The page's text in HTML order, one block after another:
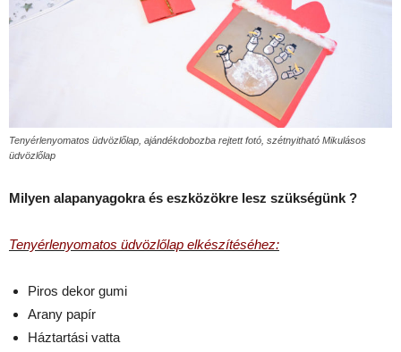
Tenyérlenyomatos üdvözlőlap, ajándékdobozba rejtett fotó, szétnyitható Mikulásos
üdvözlőlap
Milyen alapanyagokra és eszközökre lesz szükségünk ?
Tenyérlenyomatos üdvözlőlap elkészítéséhez:
Piros dekor gumi
Arany papír
Háztartási vatta